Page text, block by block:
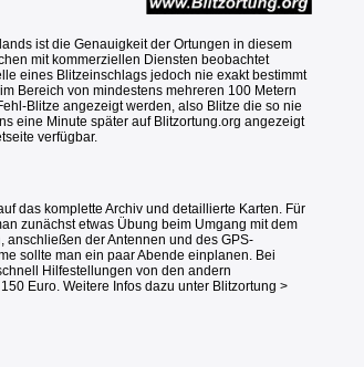
ist die Genauigkeit der Ortungen in diesem
mit kommerziellen Diensten beobachtet
eines Blitzeinschlags jedoch nie exakt bestimmt
Bereich von mindestens mehreren 100 Metern
Blitze angezeigt werden, also Blitze die so nie
eine Minute später auf Blitzortung.org angezeigt
verfügbar.
das komplette Archiv und detaillierte Karten. Für
zunächst etwas Übung beim Umgang mit dem
anschließen der Antennen und des GPS-
sollte man ein paar Abende einplanen. Bei
Hilfestellungen von den andern
Euro. Weitere Infos dazu unter Blitzortung >